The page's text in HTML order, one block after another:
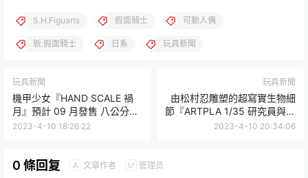
S.H.Figuarts 假面騎士 可動人偶
新.假面騎士 日系 玩具新聞
玩具新聞
機甲少女『HAND SCALE 禍
月』預計 09 月發售 八公分尺
寸還原高密度細節！
2023-4-10 18:26:22
玩具新聞
由松村忍雕塑的超寫實生物細
節『ARTPLA 1/35 研究員與暴
龍套組 』預計 07 月發售！
2023-4-10 20:34:06
0 條回复 A 文章作者 M 管理员